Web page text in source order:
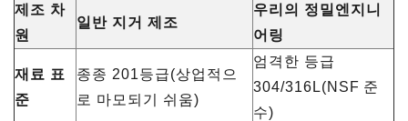
제조 차
원
일반 지거 제조
우리의 정밀엔지니
어링
재료 표
준
종종 201등급(상업적으
로 마모되기 쉬움)
엄격한 등급
304/316L(NSF 준
수)